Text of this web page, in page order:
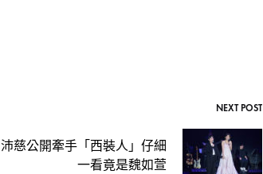
NEXT POST
慈公開牽手「西裝人」仔細
一看竟是魏如萱